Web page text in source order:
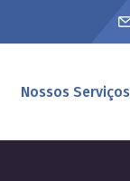
Nossos Serviços